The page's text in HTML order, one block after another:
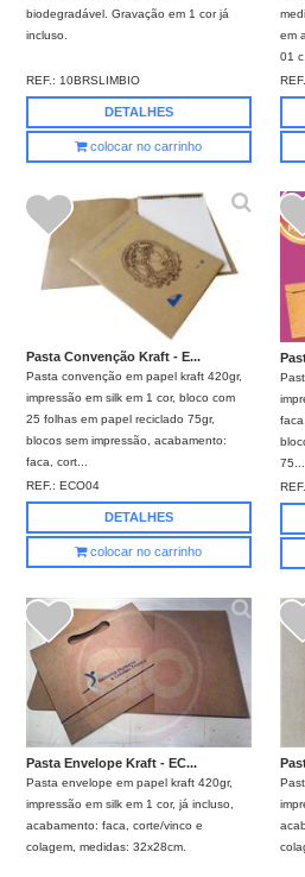
biodegradável. Gravação em 1 cor já
incluso.
REF.: 10BRSLIMBIO
DETALHES
colocar no carrinho
em
01
Pasta Convenção Kraft - E...
Pasta convenção em papel kraft 420gr,
impressão em silk em 1 cor, bloco com
25 folhas em papel reciclado 75gr,
blocos sem impressão, acabamento:
faca, cort...
REF.:ECO04
DETALHES
colocar no carrinho
75...
Pasta Envelope Kraft - EC...
Pasta envelope em papel kraft 420gr,
impressão em silk em 1 cor, já incluso,
acabamento: faca, corte/vinco e
colagem, medidas: 32x28cm.